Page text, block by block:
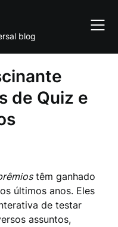
blog
de Quiz e
têm ganhado
últimos anos. Eles
de testar
assuntos,